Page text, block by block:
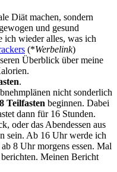
Diät machen, sondern
und gesund
wieder alles, was ich
(*Werbelink)
Überblick über meine
.
nicht sonderlich
Teilfasten beginnen. Dabei
dann für 16 Stunden.
oder das Abendessen aus
sein. Ab 16 Uhr werde ich
8 Uhr morgens essen. Mal
Meinen Bericht